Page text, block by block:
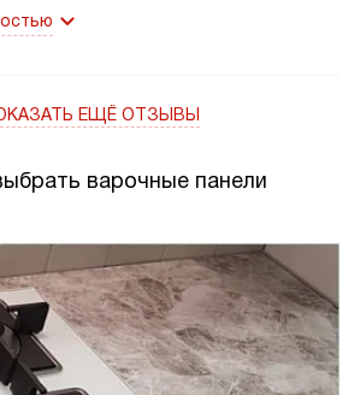
ЕЩЁ ОТЗЫВЫ
варочные панели